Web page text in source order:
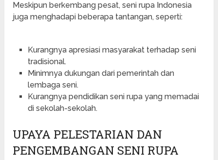
Meskipun berkembang pesat, seni rupa Indonesia
juga menghadapi beberapa tantangan, seperti:
Kurangnya apresiasi masyarakat terhadap seni
tradisional.
Minimnya dukungan dari pemerintah dan
lembaga seni.
Kurangnya pendidikan seni rupa yang memadai
di sekolah-sekolah.
UPAYA PELESTARIAN DAN
PENGEMBANGAN SENI RUPA